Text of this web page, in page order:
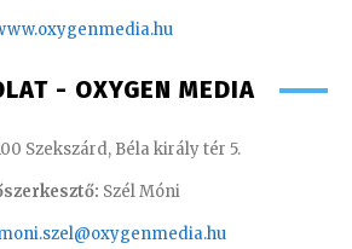
- OXYGEN MEDIA
Szekszárd, Béla király tér 5.
Szél Móni